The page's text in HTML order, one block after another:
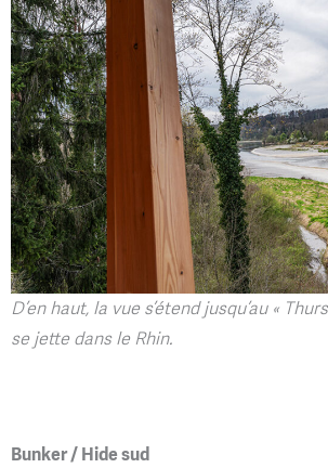
D’en haut, la vue s’étend jusqu’au «
se jette dans le Rhin.
Bunker / Hide sud